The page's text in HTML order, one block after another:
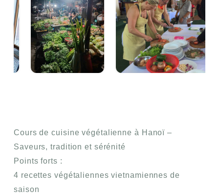
Cours de cuisine végétalienne à Hanoï –
Saveurs, tradition et sérénité
Points forts :
4 recettes végétaliennes vietnamiennes de
saison